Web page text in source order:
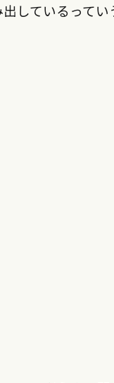
しているってい